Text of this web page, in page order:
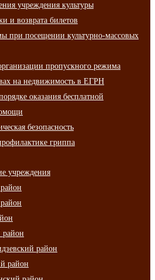
учреждения культуры
и возврата билетов
при посещении культурно-массовых
пропускного режима
на недвижимость в ЕГРН
оказания бесплатной
безопасность
гриппа
учреждения
район
район